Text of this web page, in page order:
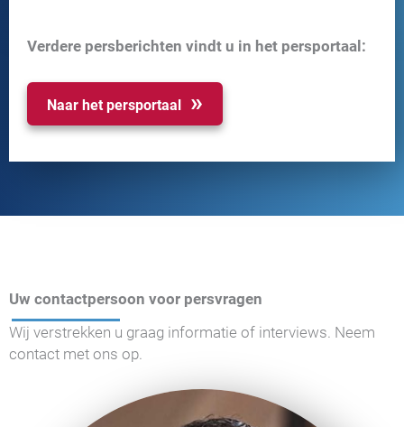
Verdere persberichten vindt u in het persportaal:
Naar het persportaal
Uw contactpersoon voor persvragen
Wij verstrekken u graag informatie of interviews. Neem
contact met ons op.